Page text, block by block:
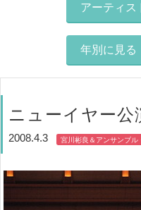
アーティス
年別に見る
ニューイヤー公
2008.4.3 宮川彬良＆アンサンブル